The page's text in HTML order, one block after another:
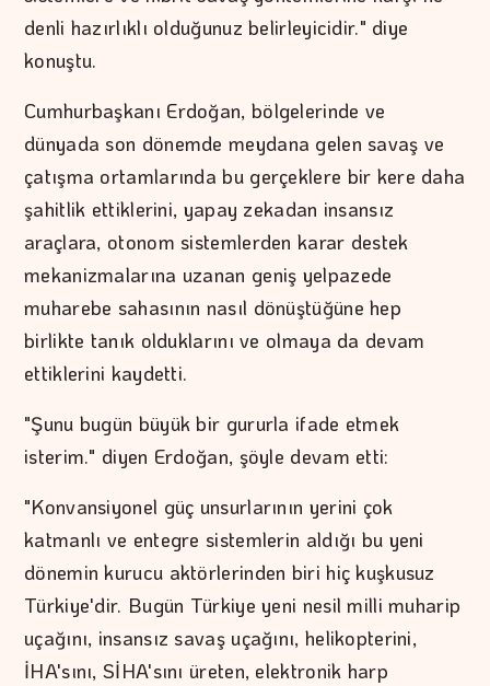
denli hazırlıklı olduğunuz belirleyicidir." diye
konuştu.
Cumhurbaşkanı Erdoğan, bölgelerinde ve
dünyada son dönemde meydana gelen savaş ve
çatışma ortamlarında bu gerçeklere bir kere daha
şahitlik ettiklerini, yapay zekadan insansız
araçlara, otonom sistemlerden karar destek
mekanizmalarına uzanan geniş yelpazede
muharebe sahasının nasıl dönüştüğüne hep
birlikte tanık olduklarını ve olmaya da devam
ettiklerini kaydetti.
"Şunu bugün büyük bir gururla ifade etmek
isterim." diyen Erdoğan, şöyle devam etti:
"Konvansiyonel güç unsurlarının yerini çok
katmanlı ve entegre sistemlerin aldığı bu yeni
dönemin kurucu aktörlerinden biri hiç kuşkusuz
Türkiye'dir. Bugün Türkiye yeni nesil milli muharip
uçağını, insansız savaş uçağını, helikopterini,
İHA'sını, SİHA'sını üreten, elektronik harp